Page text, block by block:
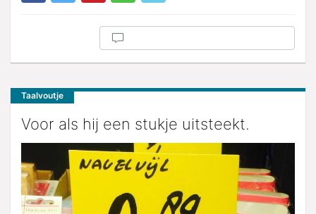
Taalvoutje
Voor als hij een stukje uitsteekt.